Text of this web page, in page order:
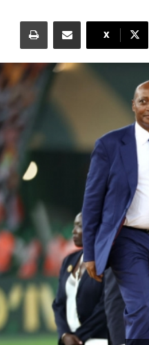
X
مشاركة عبر البريد